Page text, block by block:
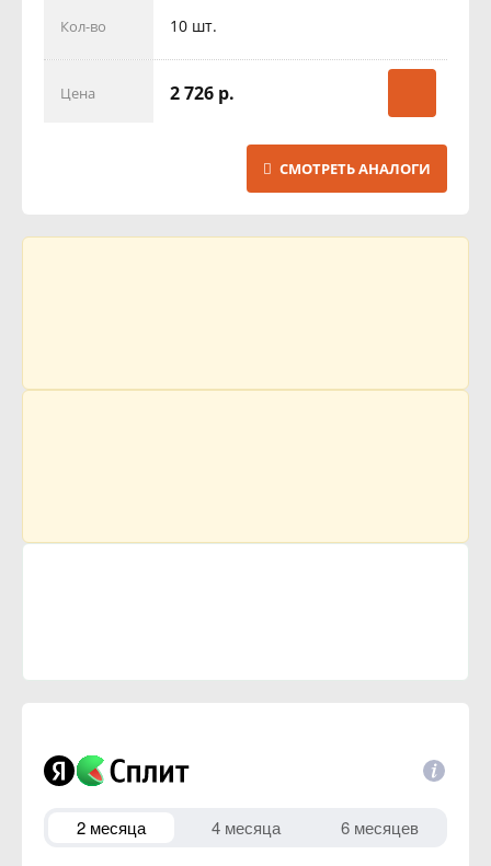
Кол-во 10 шт.
Цена 2 726 р.
СМОТРЕТЬ АНАЛОГИ